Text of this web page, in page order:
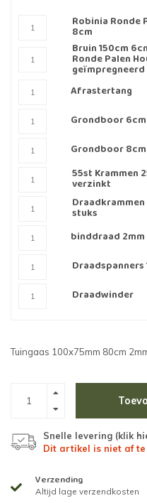
Robinia Ronde
8cm
Bruin 150cm
Ronde Palen
geïmpregneerd
Afrastertang
Grondboor 6cm
Grondboor 8cm
55st Krammen
verzinkt
stuks
binddraad
Draadspanners
Draadwinder
Tuingaas 100x75mm 80cm
Snelle levering (klik
Dit artikel is niet af te
Verzending
Altijd lage verzendkosten